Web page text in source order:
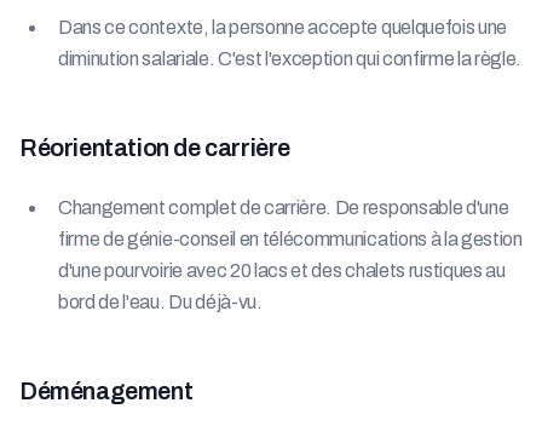
Dans ce contexte, la personne accepte quelquefois une
diminution salariale. C'est l'exception qui confirme la règle.
Réorientation de carrière
Changement complet de carrière. De responsable d'une
firme de génie-conseil en télécommunications à la gestion
d'une pourvoirie avec 20 lacs et des chalets rustiques au
bord de l'eau. Du déjà-vu.
Déménagement